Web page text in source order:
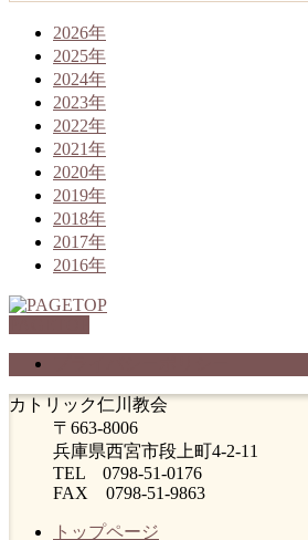
2026年
2025年
2024年
2023年
2022年
2021年
2020年
2019年
2018年
2017年
2016年
カトリック仁川教会
〒663-8006
兵庫県西宮市段上町4-2-11
TEL 0798-51-0176
FAX 0798-51-9863
トップページ